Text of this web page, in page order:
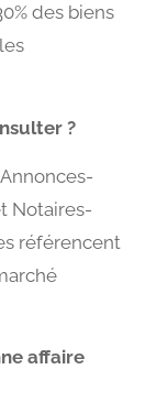
des biens
?
Notaires-
référencent
affaire